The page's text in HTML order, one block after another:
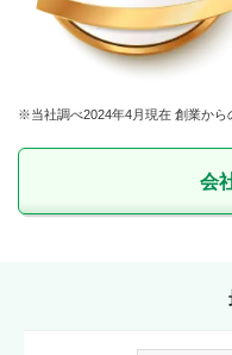
当社調べ2024年4月現在 創業から
会